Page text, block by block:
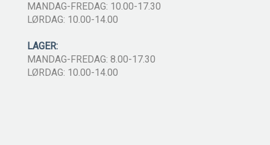
MANDAG-FREDAG: 10.00-17.30
LØRDAG: 10.00-14.00
LAGER:
MANDAG-FREDAG: 8.00-17.30
LØRDAG: 10.00-14.00